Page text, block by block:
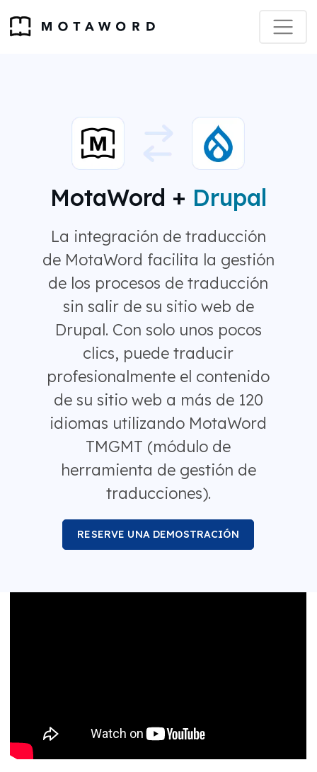
MotaWord + Drupal
La integración de traducción
de MotaWord facilita la gestión
de los procesos de traducción
sin salir de su sitio web de
Drupal. Con solo unos pocos
clics, puede traducir
profesionalmente el contenido
de su sitio web a más de 120
idiomas utilizando MotaWord
TMGMT (módulo de
herramienta de gestión de
traducciones).
RESERVE UNA DEMOSTRACIÓN